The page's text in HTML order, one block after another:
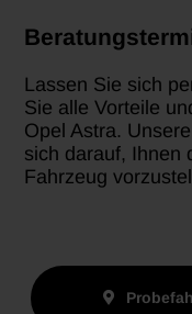
Lassen Sie sich
Sie alle Vorteile
Opel Astra.
sich darauf, Ihnen
Fahrzeug